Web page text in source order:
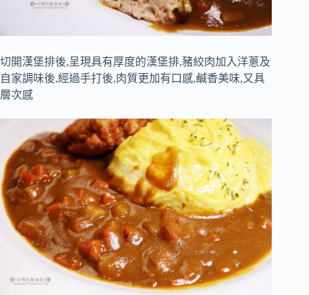
切開漢堡排後,呈現具有厚度的漢堡排,豬絞肉加入洋蔥及
自家調味後,經過手打後,肉質更加有口感,鹹香美味,又具
層次感